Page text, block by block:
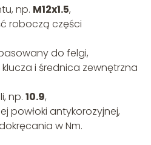
np. M12x1.5,
roboczą części
do felgi,
i średnica zewnętrzna
np. 10.9,
powłoki antykorozyjnej,
w Nm.